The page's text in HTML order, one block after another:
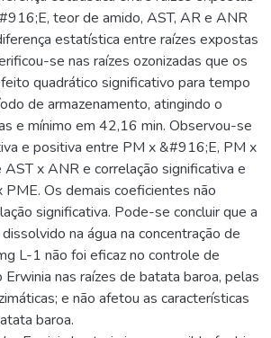
teor de amido, AST, AR e ANR
estatística entre raízes expostas
se nas raízes ozonizadas que os
quadrático significativo para tempo
de armazenamento, atingindo o
e mínimo em 42,16 min. Observou-se
e positiva entre PM x &#916;E, PM x
x ANR e correlação significativa e
Os demais coeficientes não
significativa. Pode-se concluir que a
na água na concentração de
L-1 não foi eficaz no controle de
nas raízes de batata baroa, pelas
e não afetou as características
baroa.